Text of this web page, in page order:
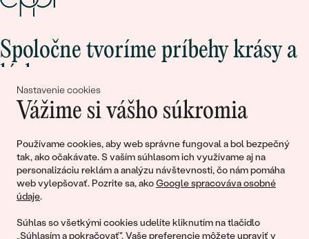
Nastavenie cookies
Vážime si vášho súkromia
Používame cookies, aby web správne fungoval a bol bezpečný
tak, ako očakávate. S vaším súhlasom ich využívame aj na
personalizáciu reklám a analýzu návštevnosti, čo nám pomáha
web vylepšovať. Pozrite sa, akoGoogle spracováva osobné
údaje.
Súhlas so všetkými cookies udelíte kliknutím na tlačidlo
„Súhlasím a pokračovať". Vaše preferencie môžete upraviť v
Spoločne tvoríme príbehy krásy a
Pripojte sa k nám!